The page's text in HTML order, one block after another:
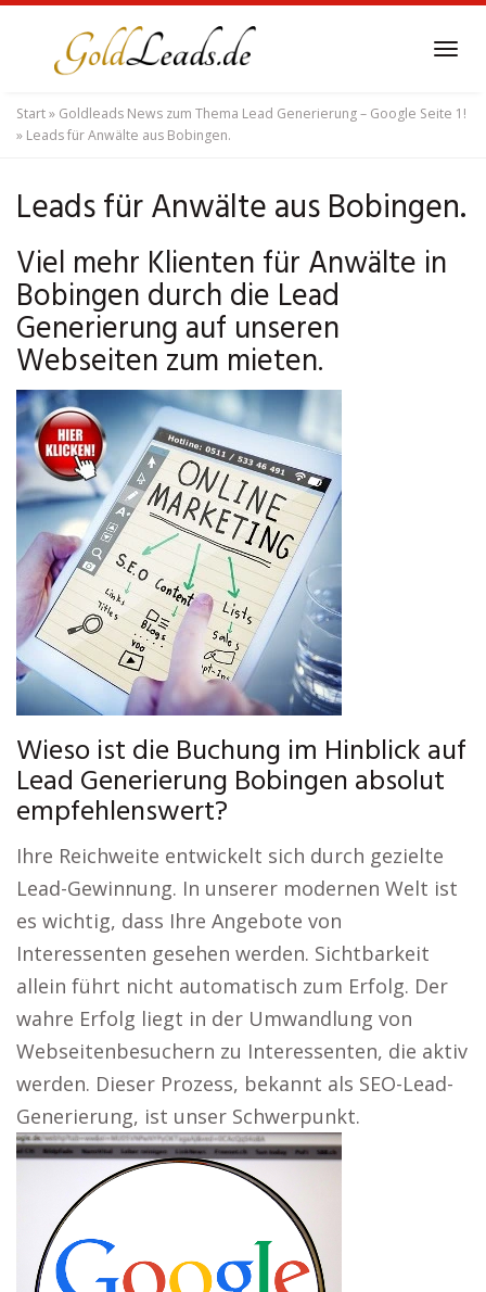
content
Start» Goldleads News zum Thema Lead Generierung – Google Seite 1!
» Leads für Anwälte aus Bobingen.
Leads für Anwälte aus Bobingen.
Viel mehr Klienten für Anwälte in
Bobingen durch die Lead
Generierung auf unseren
Webseiten zum mieten.
Wieso ist die Buchung im Hinblick auf
Lead Generierung Bobingen absolut
empfehlenswert?
Ihre Reichweite entwickelt sich durch gezielte
Lead-Gewinnung. In unserer modernen Welt ist
es wichtig, dass Ihre Angebote von
Interessenten gesehen werden. Sichtbarkeit
allein führt nicht automatisch zum Erfolg. Der
wahre Erfolg liegt in der Umwandlung von
Webseitenbesuchern zu Interessenten, die aktiv
werden. Dieser Prozess, bekannt als SEO-Lead-
Generierung, ist unser Schwerpunkt.